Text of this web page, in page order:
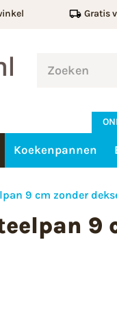
Gratis
Koekenpannen
9 cm zonder
9